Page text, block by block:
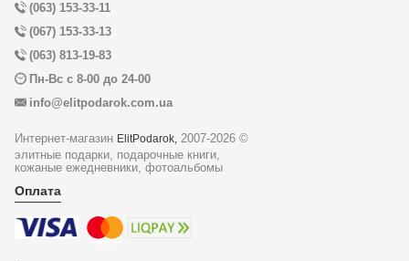
(063) 153-33-11
(067) 153-33-13
(063) 813-19-83
Пн-Вс с 8-00 до 24-00
info@elitpodarok.com.ua
Интернет-магазин ElitPodarok, 2007-2026 ©
элитные подарки, подарочные книги,
кожаные ежедневники, фотоальбомы
Оплата